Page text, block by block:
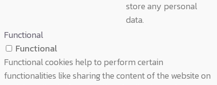
store any personal
data.
Functional
Functional
Functional cookies help to perform certain
functionalities like sharing the content of the website on